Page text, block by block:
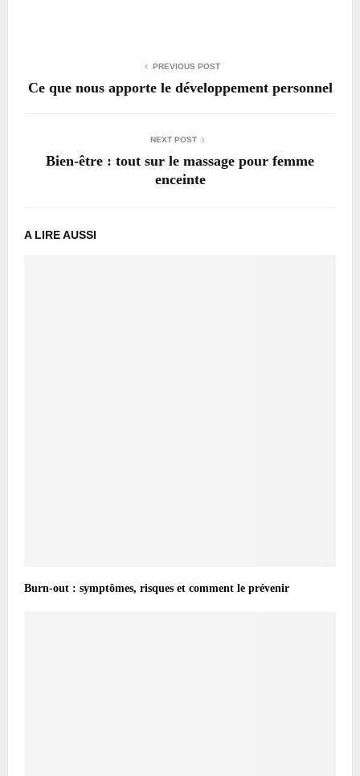
PREVIOUS POST
Ce que nous apporte le développement personnel
NEXT POST
Bien-être : tout sur le massage pour femme
enceinte
A LIRE AUSSI
Burn-out : symptômes, risques et comment le prévenir